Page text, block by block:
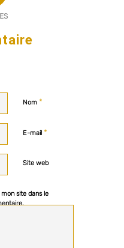
Nom *
E-mail *
Site web
site dans le